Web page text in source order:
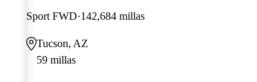
Sport FWD 142,684 millas
Tucson, AZ
59 millas